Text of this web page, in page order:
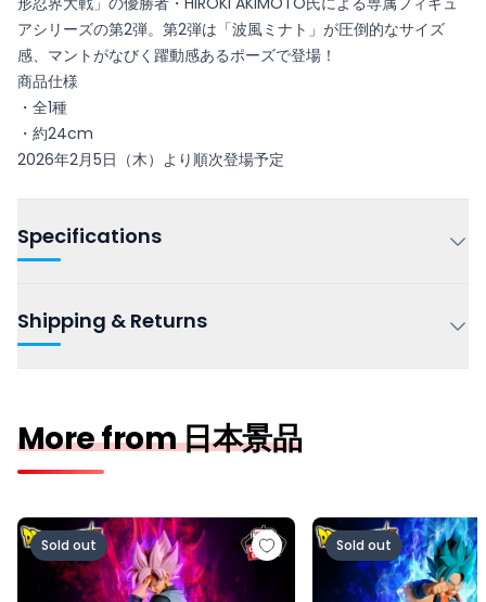
アシリーズの第2弾。第2弾は「波風ミナト」が圧倒的なサイズ
感、マントがなびく躍動感あるポーズで登場！
商品仕様
・全1種
・約24cm
2026年2月5日（木）より順次登場予定
Specifications
Shipping & Returns
More from 日本景品
ドラゴンボール超 MATCH MAKERS ゴクウブラック-超サ
Sold out
ドラゴンボール超
Sold out